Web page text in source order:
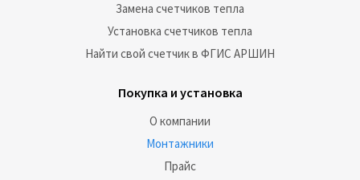
Замена счетчиков тепла
Установка счетчиков тепла
Найти свой счетчик в ФГИС АРШИН
Покупка и установка
О компании
Монтажники
Прайс